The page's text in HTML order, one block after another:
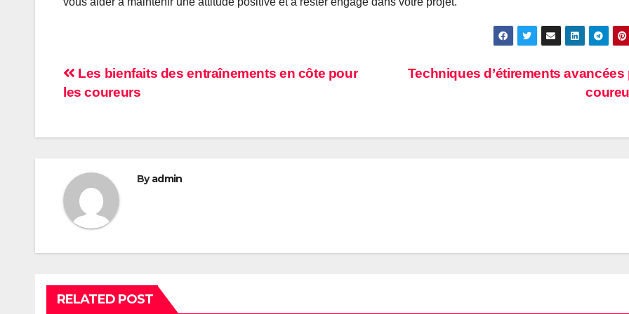
Post
Techniques d’étirements avancées
Les bienfaits des entraînements en côte pour
les coureurs
Byadmin
RELATED POST